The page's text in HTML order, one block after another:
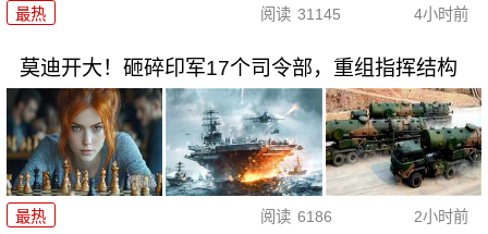
最热 阅读 31145 4小时前
莫迪开大！砸碎印军17个司令部，重组指挥结构
最热 阅读 6186 2小时前